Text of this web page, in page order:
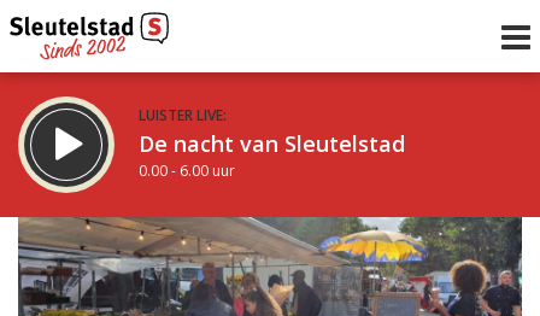
LUISTER LIVE:
De nacht van Sleutelstad
0.00 - 6.00 uur
STRAKS:
De ochtend van Sleutelstad
6.00 - 12.00 uur
Vorig uur
uur 1 van 0 Volgend uur